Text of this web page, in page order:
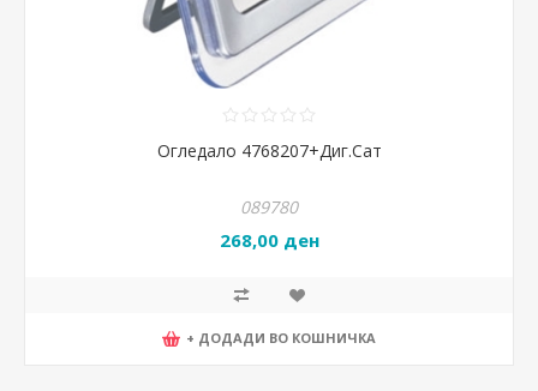
Огледало 4768207+Диг.Сат
089780
268,00 ден
+ ДОДАДИ ВО КОШНИЧКА